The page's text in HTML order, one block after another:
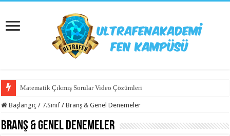
Matematik Çıkmış Sorular Video Çözümleri
Başlangıç / 7.Sınıf / Branş & Genel Denemeler
Branş & Genel Denemeler